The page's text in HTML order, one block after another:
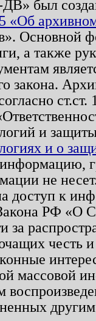
был
Основной
а также
закона.
и
и о
не
доступ к
РФ «О
за
честь
массовой